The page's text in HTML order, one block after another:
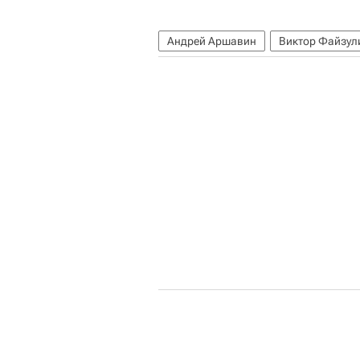
Андрей Аршавин Виктор